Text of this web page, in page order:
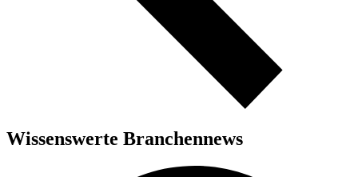
Wissenswerte Branchennews